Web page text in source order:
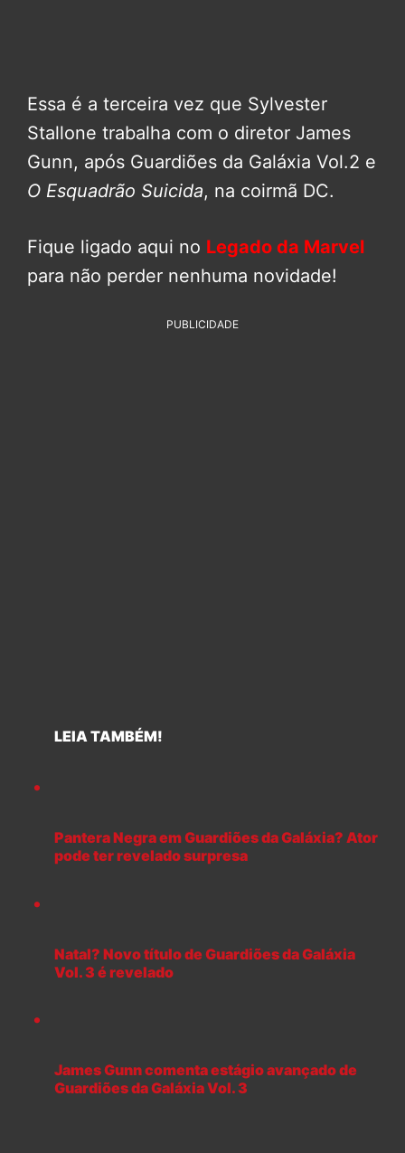
Essa é a terceira vez que Sylvester
Stallone trabalha com o diretor James
Gunn, após Guardiões da Galáxia Vol.2 e
O Esquadrão Suicida, na coirmã DC.
Fique ligado aqui no Legado da Marvel
para não perder nenhuma novidade!
PUBLICIDADE
LEIA TAMBÉM!
Pantera Negra em Guardiões da Galáxia? Ator
pode ter revelado surpresa
Natal? Novo título de Guardiões da Galáxia
Vol. 3 é revelado
James Gunn comenta estágio avançado de
Guardiões da Galáxia Vol. 3